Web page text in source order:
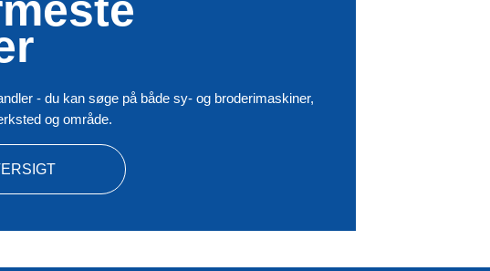
- du kan søge på både sy- og broderimaskiner,
og område.